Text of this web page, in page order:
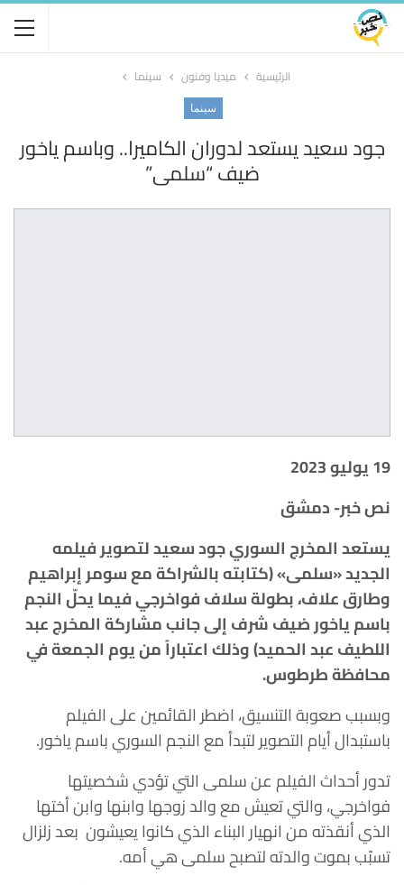
الرئيسية ميديا وفنون سينما
سينما
جود سعيد يستعد لدوران الكاميرا.. وباسم ياخور
ضيف “سلمى”
19 يوليو 2023
نص خبر- دمشق
يستعد المخرج السوري جود سعيد لتصوير فيلمه
الجديد «سلمى» (كتابته بالشراكة مع سومر إبراهيم
وطارق علاف، بطولة سلاف فواخرجي فيما يحلّ النجم
باسم ياخور ضيف شرف إلى جانب مشاركة المخرج عبد
اللطيف عبد الحميد) وذلك اعتباراً من يوم الجمعة في
محافظة طرطوس.
وبسبب صعوبة التنسيق، اضطر القائمين على الفيلم
باستبدال أيام التصوير لتبدأ مع النجم السوري باسم ياخور.
تدور أحداث الفيلم عن سلمى التي تؤدي شخصيتها
فواخرجي، والتي تعيش مع والد زوجها وابنها وابن أختها
الذي أنقذته من انهيار البناء الذي كانوا يعيشون بعد زلزال
تسبّب بموت والدته لتصبح سلمى هي أمه.